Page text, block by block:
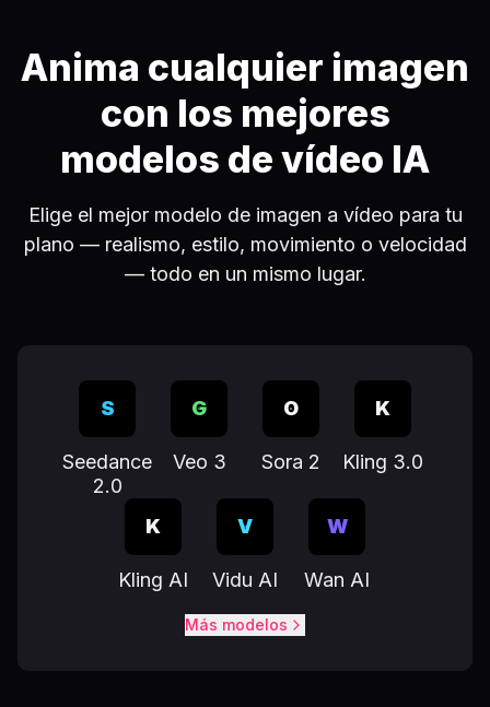
Anima cualquier imagen
con los mejores
modelos de vídeo IA
Elige el mejor modelo de imagen a vídeo para tu
plano — realismo, estilo, movimiento o velocidad
— todo en un mismo lugar.
S
Seedance
2.0
G
Veo 3
O
Sora 2
K
Kling 3.0
K
Kling AI
V
Vidu AI
W
Wan AI
Más modelos